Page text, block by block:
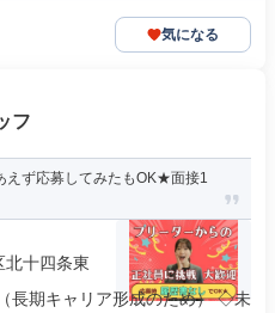
気になる
フ
えず応募してみたもOK★面接1
北十四条東
長期キャリア形成のため） ◇未